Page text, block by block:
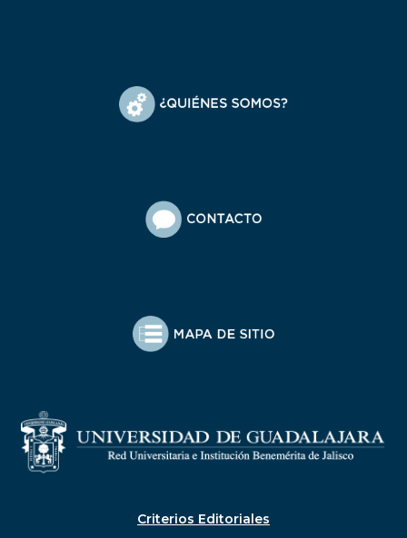
Criterios Editoriales